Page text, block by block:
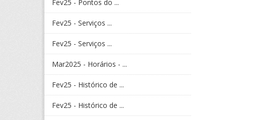
Fev25 - Pontos do ...
Fev25 - Serviços ...
Fev25 - Serviços ...
Mar2025 - Horários - ...
Fev25 - Histórico de ...
Fev25 - Histórico de ...